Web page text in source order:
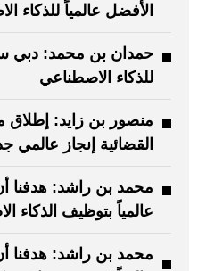
الأفضل عالمياً للذكاء
حمدان بن محمد: دبي
للذكاء الاصطناعي
منصور بن زايد: إطلاق
القضائية إنجاز عالمي
محمد بن راشد: هدفنا
عالمياً بتوظيف الذكاء
محمد بن راشد: هدفنا